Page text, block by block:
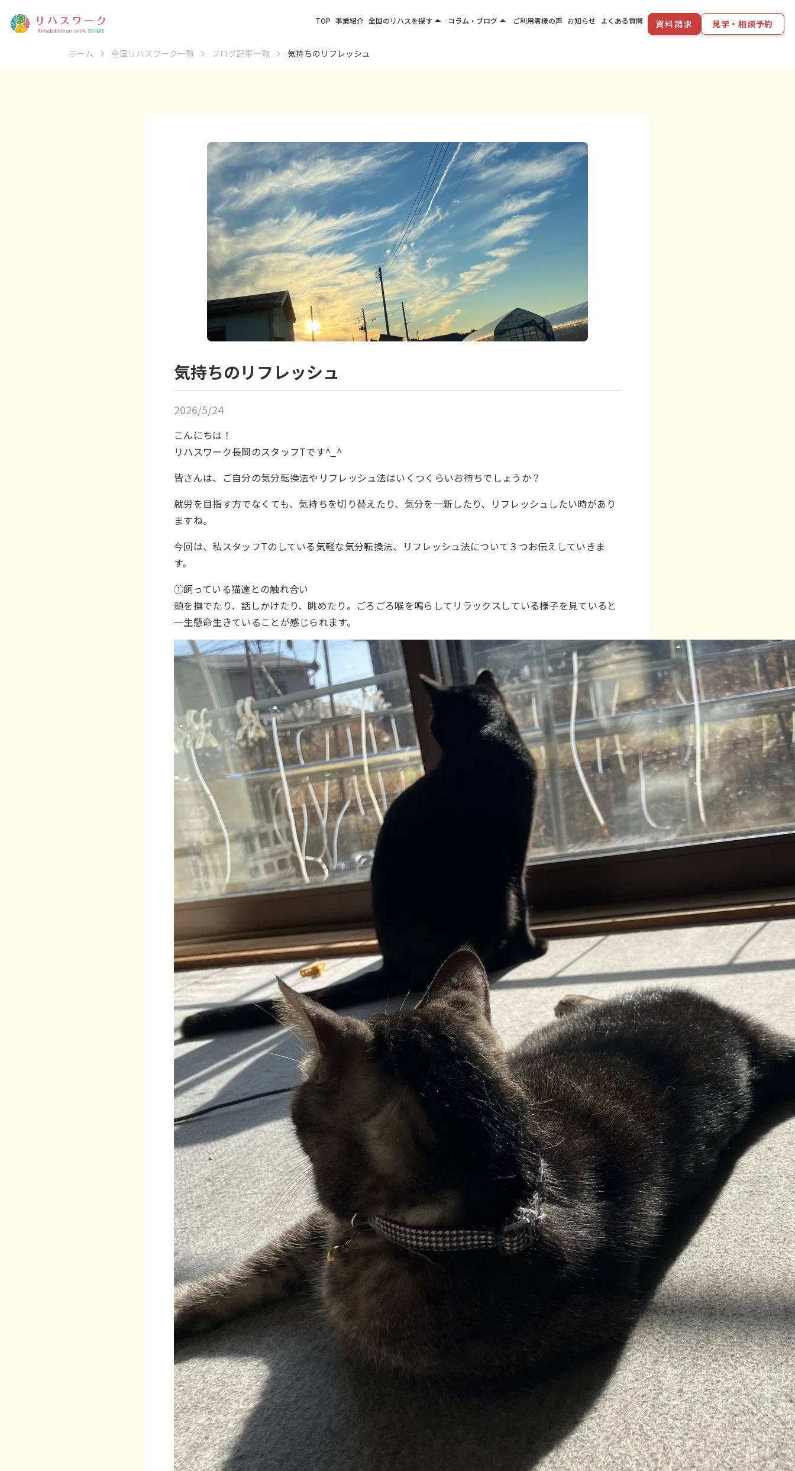
ホーム 全国リハスワーク一覧 ブログ記事一覧 気持ちのリフレッシュ
気持ちのリフレッシュ
2026/5/24
こんにちは！
リハスワーク長岡のスタッフTです^_^
皆さんは、ご自分の気分転換法やリフレッシュ法はいくつくらいお待ちでしょうか？
就労を目指す方でなくても、気持ちを切り替えたり、気分を一新したり、リフレッシュしたい時があり
ますね。
今回は、私スタッフTのしている気軽な気分転換法、リフレッシュ法について３つお伝えしていきま
す。
①飼っている猫達との触れ合い
頭を撫でたり、話しかけたり、眺めたり。ごろごろ喉を鳴らしてリラックスしている様子を見ていると
一生懸命生きていることが感じられます。
TOP 事業紹介 全国のリハスを探すarrow_drop_up
東北エリア
四国・九州エリア
コラム・ブログarrow_drop_up ご利用者様の声 お知らせ よくある質問 資料請求 見学・相談予約